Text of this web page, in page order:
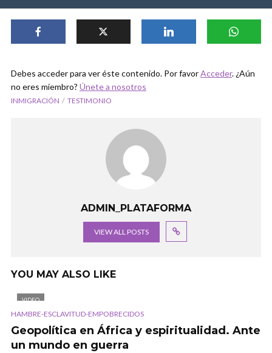
Debes acceder para ver éste contenido. Por favorAcceder. ¿Aún
no eres miembro? Únete a nosotros
INMIGRACIÓN TESTIMONIO
ADMIN_PLATAFORMA
VIEW ALL POSTS
YOU MAY ALSO LIKE
VIDEO
HAMBRE-ESCLAVITUD-EMPOBRECIDOS
Geopolítica en África y espiritualidad. Ante
un mundo en guerra